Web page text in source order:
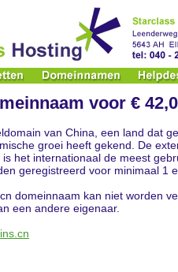
voor €
van China, een land dat
groei heeft gekend. De
is het internationaal de meest
geregistreerd voor minimaal 1
domeinnaam kan niet worden
een andere eigenaar.